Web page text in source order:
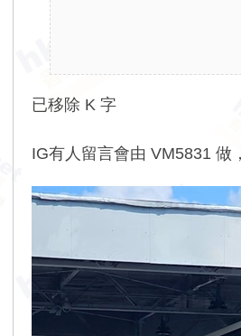
已移除 K 字
IG有人留言會由 VM5831 做